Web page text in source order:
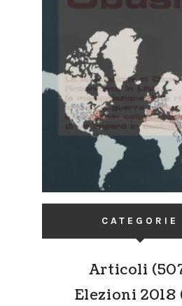
CATEGORIE
Articoli
Elezioni 2018